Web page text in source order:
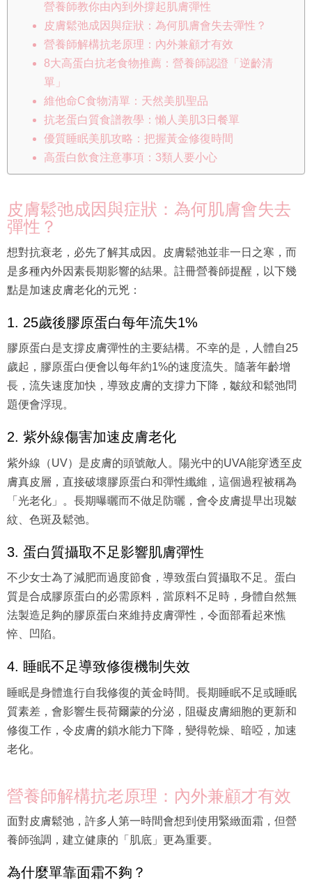
營養師教你由內到外撐起肌膚彈性
皮膚鬆弛成因與症狀：為何肌膚會失去彈性？
營養師解構抗老原理：內外兼顧才有效
8大高蛋白抗老食物推薦：營養師認證「逆齡清
單」
維他命C食物清單：天然美肌聖品
抗老蛋白質食譜教學：懶人美肌3日餐單
優質睡眠美肌攻略：把握黃金修復時間
高蛋白飲食注意事項：3類人要小心
皮膚鬆弛成因與症狀：為何肌膚會失去
彈性？
想對抗衰老，必先了解其成因。皮膚鬆弛並非一日之寒，而
是多種內外因素長期影響的結果。註冊營養師提醒，以下幾
點是加速皮膚老化的元兇：
1. 25歲後膠原蛋白每年流失1%
膠原蛋白是支撐皮膚彈性的主要結構。不幸的是，人體自25
歲起，膠原蛋白便會以每年約1%的速度流失。隨著年齡增
長，流失速度加快，導致皮膚的支撐力下降，皺紋和鬆弛問
題便會浮現。
2. 紫外線傷害加速皮膚老化
紫外線（UV）是皮膚的頭號敵人。陽光中的UVA能穿透至皮
膚真皮層，直接破壞膠原蛋白和彈性纖維，這個過程被稱為
「光老化」。長期曝曬而不做足防曬，會令皮膚提早出現皺
紋、色斑及鬆弛。
3. 蛋白質攝取不足影響肌膚彈性
不少女士為了減肥而過度節食，導致蛋白質攝取不足。蛋白
質是合成膠原蛋白的必需原料，當原料不足時，身體自然無
法製造足夠的膠原蛋白來維持皮膚彈性，令面部看起來憔
悴、凹陷。
4. 睡眠不足導致修復機制失效
睡眠是身體進行自我修復的黃金時間。長期睡眠不足或睡眠
質素差，會影響生長荷爾蒙的分泌，阻礙皮膚細胞的更新和
修復工作，令皮膚的鎖水能力下降，變得乾燥、暗啞，加速
老化。
營養師解構抗老原理：內外兼顧才有效
面對皮膚鬆弛，許多人第一時間會想到使用緊緻面霜，但營
養師強調，建立健康的「肌底」更為重要。
為什麼單靠面霜不夠？